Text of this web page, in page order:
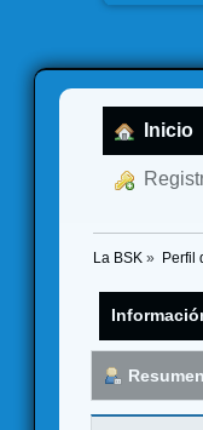
Inicio
La BSK » Perfil
Resumen